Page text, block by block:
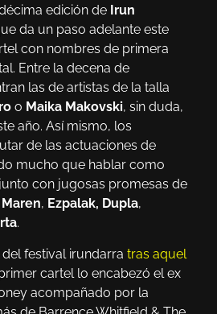
edición de Irun
da un paso adelante este
con nombres de primera
Entre la decena de
las de artistas de la talla
o Maika Makovski, sin duda,
año. Así mismo, los
de las actuaciones de
mucho que hablar como
con jugosas promesas de
Maren, Ezpalak, Dupla,
.
festival irundarra tras aquel
cartel lo encabezó el ex
acompañado por la